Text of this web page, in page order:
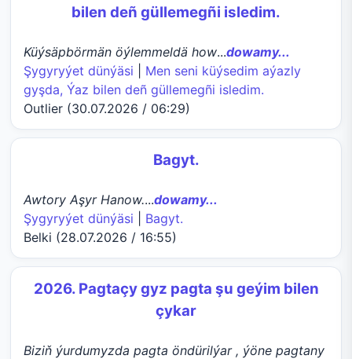
bilen deñ güllemegñi isledim.
Küýsäpbörmän öýlemmeldä how...dowamy...
Şygyryýet dünýäsi
Men seni küýsedim aýazly
gyşda, Ýaz bilen deñ güllemegñi isledim.
Outlier (30.07.2026 / 06:29)
Bagyt.
Awtory Aşyr Hanow....dowamy...
Şygyryýet dünýäsi
Bagyt.
Belki (28.07.2026 / 16:55)
2026. Pagtaçy gyz pagta şu geýim bilen
çykar
Biziň ýurdumyzda pagta öndürilýar , ýöne pagtany